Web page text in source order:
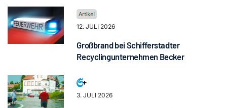
12. JULI 2026
Großbrand bei Schifferstadter
Recyclingunternehmen Becker
3. JULI 2026